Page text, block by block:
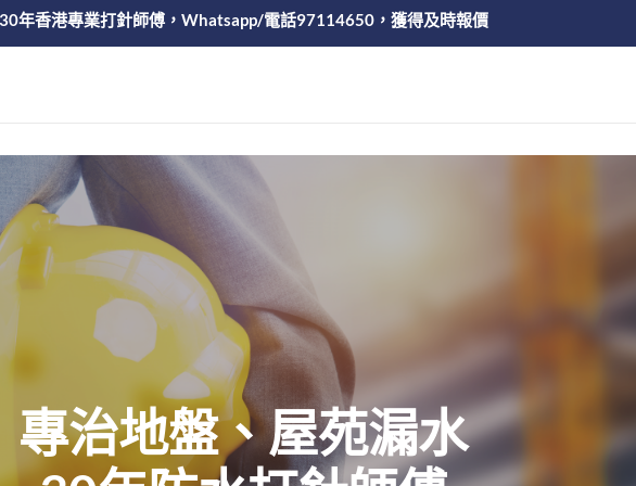
30年香港專業打針師傅，Whatsapp/電話97114650，獲得及時報價
專治地盤、屋苑漏水